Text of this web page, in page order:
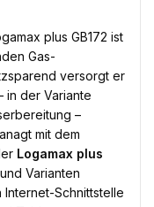
plus GB172 ist
Gas-
versorgt er
in der Variante
–
mit dem
Logamax plus
Varianten
Schnittstelle